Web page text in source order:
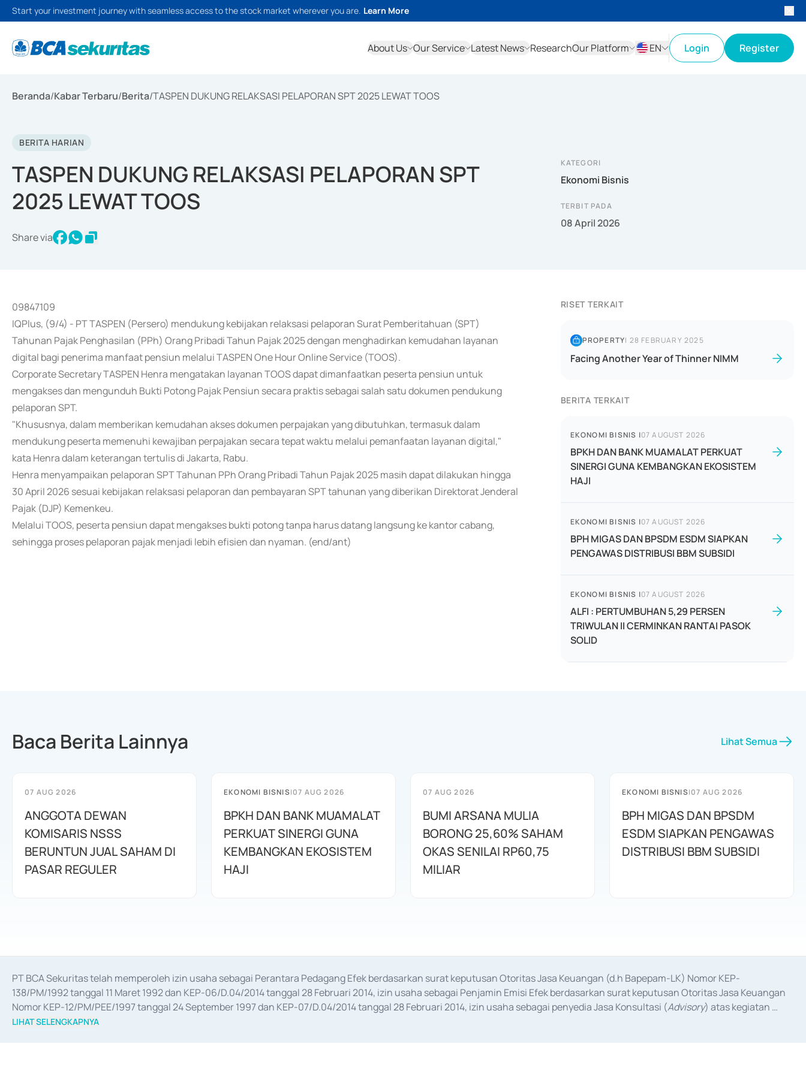
Start your investment journey with seamless access to the stock market wherever you are. Learn More
About Us Our Service Latest News ResearchOur Platform
EN
Login Register
Beranda/Kabar Terbaru/Berita/TASPEN DUKUNG RELAKSASI PELAPORAN SPT 2025 LEWAT TOOS
BERITA HARIAN
TASPEN DUKUNG RELAKSASI PELAPORAN SPT
2025 LEWAT TOOS
Share via
KATEGORI
Ekonomi Bisnis
TERBIT PADA
08 April 2026
09847109
IQPlus, (9/4) - PT TASPEN (Persero) mendukung kebijakan relaksasi pelaporan Surat Pemberitahuan (SPT)
Tahunan Pajak Penghasilan (PPh) Orang Pribadi Tahun Pajak 2025 dengan menghadirkan kemudahan layanan
digital bagi penerima manfaat pensiun melalui TASPEN One Hour Online Service (TOOS).
Corporate Secretary TASPEN Henra mengatakan layanan TOOS dapat dimanfaatkan peserta pensiun untuk
mengakses dan mengunduh Bukti Potong Pajak Pensiun secara praktis sebagai salah satu dokumen pendukung
pelaporan SPT.
"Khususnya, dalam memberikan kemudahan akses dokumen perpajakan yang dibutuhkan, termasuk dalam
mendukung peserta memenuhi kewajiban perpajakan secara tepat waktu melalui pemanfaatan layanan digital,"
kata Henra dalam keterangan tertulis di Jakarta, Rabu.
Henra menyampaikan pelaporan SPT Tahunan PPh Orang Pribadi Tahun Pajak 2025 masih dapat dilakukan hingga
30 April 2026 sesuai kebijakan relaksasi pelaporan dan pembayaran SPT tahunan yang diberikan Direktorat Jenderal
Pajak (DJP) Kemenkeu.
Melalui TOOS, peserta pensiun dapat mengakses bukti potong tanpa harus datang langsung ke kantor cabang,
sehingga proses pelaporan pajak menjadi lebih efisien dan nyaman. (end/ant)
RISET TERKAIT
PROPERTY| 28 FEBRUARY 2025
Facing Another Year of Thinner NIMM
BERITA TERKAIT
EKONOMI BISNIS |07 AUGUST 2026
BPKH DAN BANK MUAMALAT PERKUAT
SINERGI GUNA KEMBANGKAN EKOSISTEM
HAJI
EKONOMI BISNIS |07 AUGUST 2026
BPH MIGAS DAN BPSDM ESDM SIAPKAN
PENGAWAS DISTRIBUSI BBM SUBSIDI
EKONOMI BISNIS |07 AUGUST 2026
ALFI : PERTUMBUHAN 5,29 PERSEN
TRIWULAN II CERMINKAN RANTAI PASOK
SOLID
Baca Berita Lainnya Lihat Semua
07 AUG 2026
ANGGOTA DEWAN
KOMISARIS NSSS
BERUNTUN JUAL SAHAM DI
PASAR REGULER
EKONOMI BISNIS|07 AUG 2026
BPKH DAN BANK MUAMALAT
PERKUAT SINERGI GUNA
KEMBANGKAN EKOSISTEM
HAJI
07 AUG 2026
BUMI ARSANA MULIA
BORONG 25,60% SAHAM
OKAS SENILAI RP60,75
MILIAR
EKONOMI BISNIS|07 AUG 2026
BPH MIGAS DAN BPSDM
ESDM SIAPKAN PENGAWAS
DISTRIBUSI BBM SUBSIDI
PT BCA Sekuritas telah memperoleh izin usaha sebagai Perantara Pedagang Efek berdasarkan surat keputusan Otoritas Jasa Keuangan (d.h Bapepam-LK) Nomor KEP-
138/PM/1992 tanggal 11 Maret 1992 dan KEP-06/D.04/2014 tanggal 28 Februari 2014, izin usaha sebagai Penjamin Emisi Efek berdasarkan surat keputusan Otoritas Jasa Keuangan
Nomor KEP-12/PM/PEE/1997 tanggal 24 September 1997 dan KEP-07/D.04/2014 tanggal 28 Februari 2014, izin usaha sebagai penyedia Jasa Konsultasi (Advisory) atas kegiatan
merger, akuisisi, divestasi, dan
LIHAT SELENGKAPNYA